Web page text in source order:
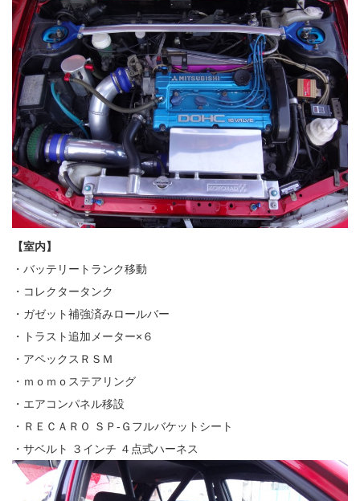
【室内】
・バッテリートランク移動
・コレクタータンク
・ガゼット補強済みロールバー
・トラスト追加メーター×６
・アペックスＲＳＭ
・ｍｏｍｏステアリング
・エアコンパネル移設
・ＲＥＣＡＲＯ ＳＰ‐Ｇフルバケットシート
・サベルト ３インチ ４点式ハーネス